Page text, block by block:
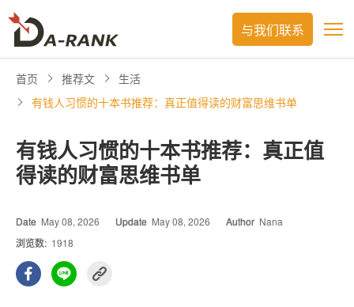
与我们联系
首页 推荐文
生活
有钱人习惯的十本书推荐：真正值得读的财富思维书单
有钱人习惯的十本书推荐：真正值
得读的财富思维书单
Date May 08, 2026 Update May 08, 2026 Author Nana
浏览数: 1918